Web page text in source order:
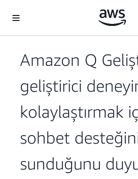
Amazon Q
geliştirici
kolaylaştırmak
sohbet
sunduğunu